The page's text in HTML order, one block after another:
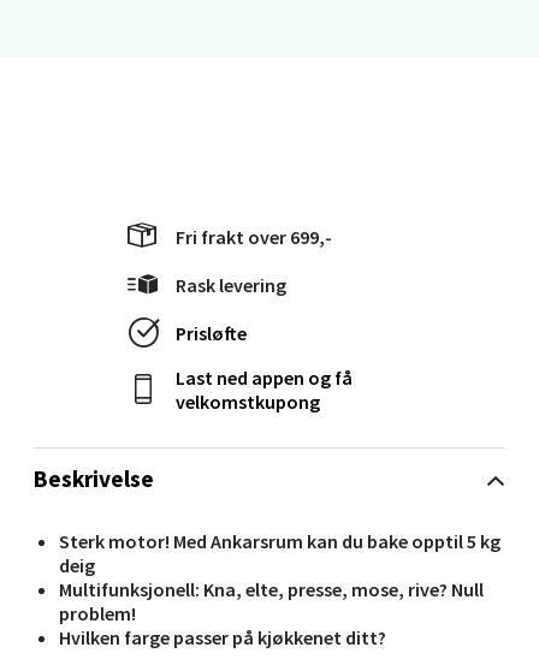
Beskrivelse
Sterk motor! Med Ankarsrum kan du bake opptil 5 kg
deig
Multifunksjonell: Kna, elte, presse, mose, rive? Null
problem!
Hvilken farge passer på kjøkkenet ditt?
Fri frakt over 699,-
Rask levering
Prisløfte
Last ned appen og få
velkomstkupong
Bryne/Jæren - M44
Jupiterveien 2, 4340 Bryne
Åpent i dag 10-20
Stavanger og Sandnes - Thon
Senter Madla
Madlakrossen nr 9, 4042 Stavanger